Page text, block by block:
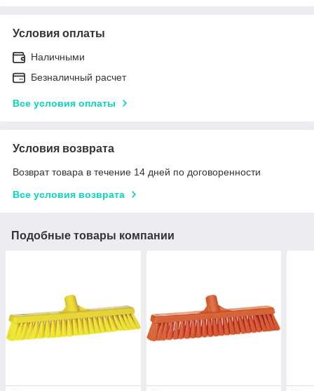
Условия оплаты
Наличными
Безналичный расчет
Все условия оплаты
Условия возврата
Возврат товара в течение 14 дней по договоренности
Все условия возврата
Подобные товары компании